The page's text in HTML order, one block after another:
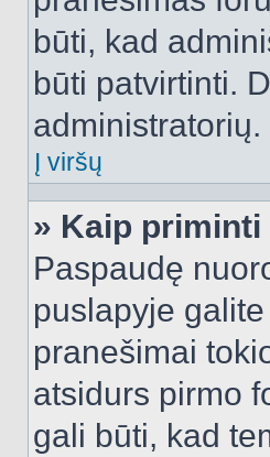
būti, kad
būti patvirtinti.
administratorių.
Į viršų
» Kaip
Paspaudę
puslapyje
pranešimai
atsidurs pirmo
gali būti, kad